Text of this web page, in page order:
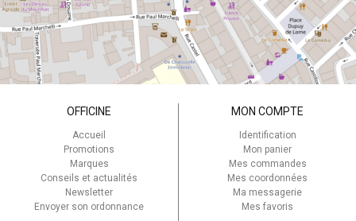
OFFICINE
Accueil
Promotions
Marques
Conseils et actualités
Newsletter
Envoyer son ordonnance
MON COMPTE
Identification
Mon panier
Mes commandes
Mes coordonnées
Ma messagerie
Mes favoris